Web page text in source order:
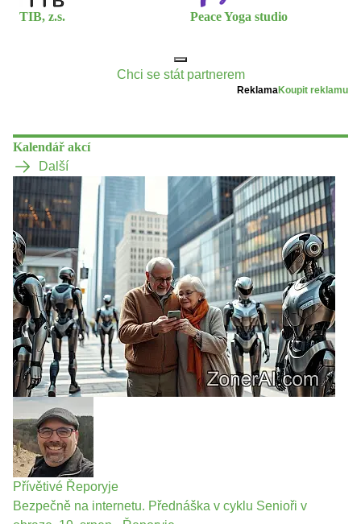
TIB, z.s. Peace Yoga studio
Chci se stát partnerem
ReklamaKoupit reklamu
Kalendář akcí
Další
Přívětivé Řeporyje
Bezpečně na internetu. Přednáška v cyklu Senioři v